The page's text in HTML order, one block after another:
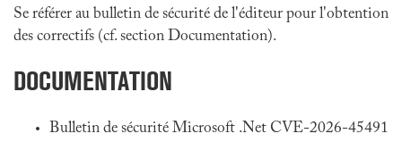
Se référer au bulletin de sécurité de l'éditeur pour l'obtention
des correctifs (cf. section Documentation).
DOCUMENTATION
Bulletin de sécurité Microsoft .Net CVE-2026-45491